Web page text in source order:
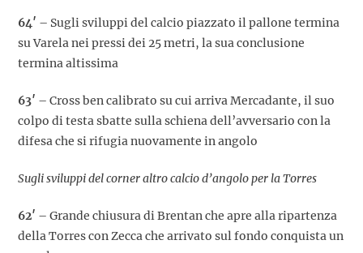
64′ – Sugli sviluppi del calcio piazzato il pallone termina
su Varela nei pressi dei 25 metri, la sua conclusione
termina altissima
63′ – Cross ben calibrato su cui arriva Mercadante, il suo
colpo di testa sbatte sulla schiena dell’avversario con la
difesa che si rifugia nuovamente in angolo
Sugli sviluppi del corner altro calcio d’angolo per la Torres
62′ – Grande chiusura di Brentan che apre alla ripartenza
della Torres con Zecca che arrivato sul fondo conquista un